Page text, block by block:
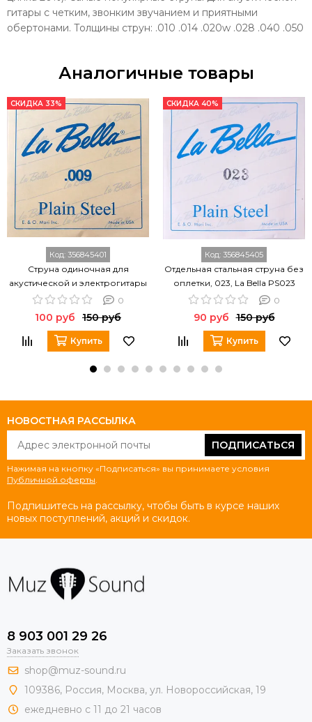
гитары с четким, звонким звучанием и приятными
обертонами. Толщины струн: .010 .014 .020w .028 .040 .050
Аналогичные товары
СКИДКА 33%
Код: 356845401
Струна одиночная для
акустической и электрогитары
LA BELLA PS009 0
100 руб 150 руб
Купить
СКИДКА 40%
Код: 356845405
Отдельная стальная струна без
оплетки, 023, La Bella PS023
0
90 руб 150 руб
Купить
НОВОСТНАЯ РАССЫЛКА
ПОДПИСАТЬСЯ
Нажимая на кнопку «Подписаться» вы принимаете условия
Публичной оферты
Подпишитесь на рассылку, чтобы быть в курсе наших
новых поступлений, акций и скидок.
8 903 001 29 26
Заказать звонок
shop@muz-sound.ru
109386, Россия, Москва, ул. Новороссийская, 19
ежедневно с 11 до 21 часов